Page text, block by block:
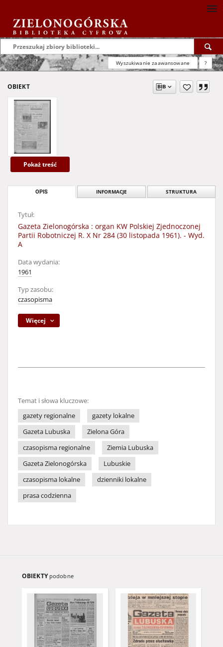
Wyszukiwanie zaawansowane ?
OBIEKT
Pokaż treść
OPIS INFORMACJE STRUKTURA
Tytuł:
Gazeta Zielonogórska : organ KW Polskiej Zjednoczonej
Partii Robotniczej R. X Nr 284 (30 listopada 1961). - Wyd.
A
Data wydania:
1961
Typ zasobu:
czasopisma
Więcej
Temat i słowa kluczowe:
gazety regionalne
gazety lokalne
Gazeta Lubuska
Zielona Góra
czasopisma regionalne
Ziemia Lubuska
Gazeta Zielonogórska
Lubuskie
czasopisma lokalne
dzienniki lokalne
prasa codzienna
OBIEKTY podobne